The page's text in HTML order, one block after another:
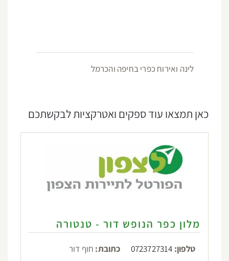
לינה ואירוח כפרי בחיפה והכרמל
כאן תמצאו עוד ספקים ואטרקציות לבקשתכם
מלון כפר הנופש דור - טנטורה
טלפון: 0723727314 כתובת: חוף דור